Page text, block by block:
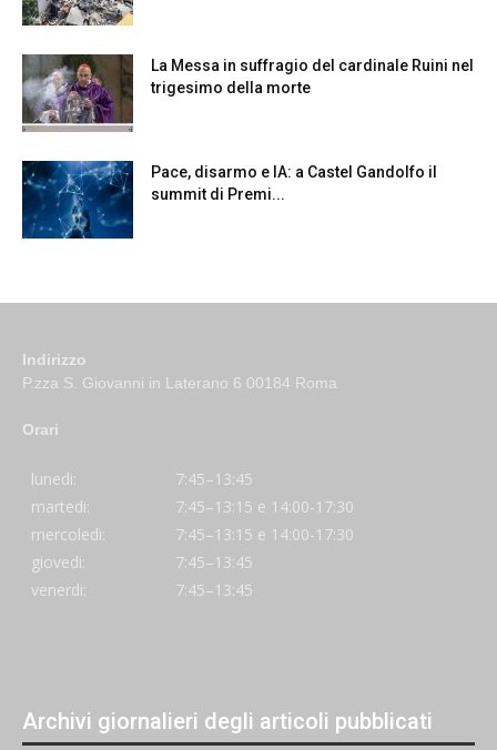
La Messa in suffragio del cardinale Ruini nel
trigesimo della morte
Pace, disarmo e IA: a Castel Gandolfo il
summit di Premi...
Indirizzo
P.zza S. Giovanni in Laterano 6 00184 Roma
Orari
lunedi:
7:45–13:45
martedi:
7:45–13:15 e 14:00-17:30
mercoledi:
7:45–13:15 e 14:00-17:30
giovedi:
7:45–13:45
venerdi:
7:45–13:45
Archivi giornalieri degli articoli pubblicati